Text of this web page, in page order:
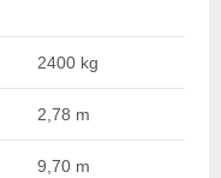
2400 kg
2,78 m
9,70 m